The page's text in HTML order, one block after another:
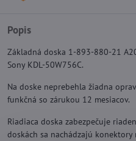
Popis
Základná doska 1-893-880-21
Sony KDL-50W756C.
Na doske neprebehla žiadna
funkčná so zárukou 12 mesiacov.
Riadiaca doska zabezpečuje
doskách sa nachádzajú